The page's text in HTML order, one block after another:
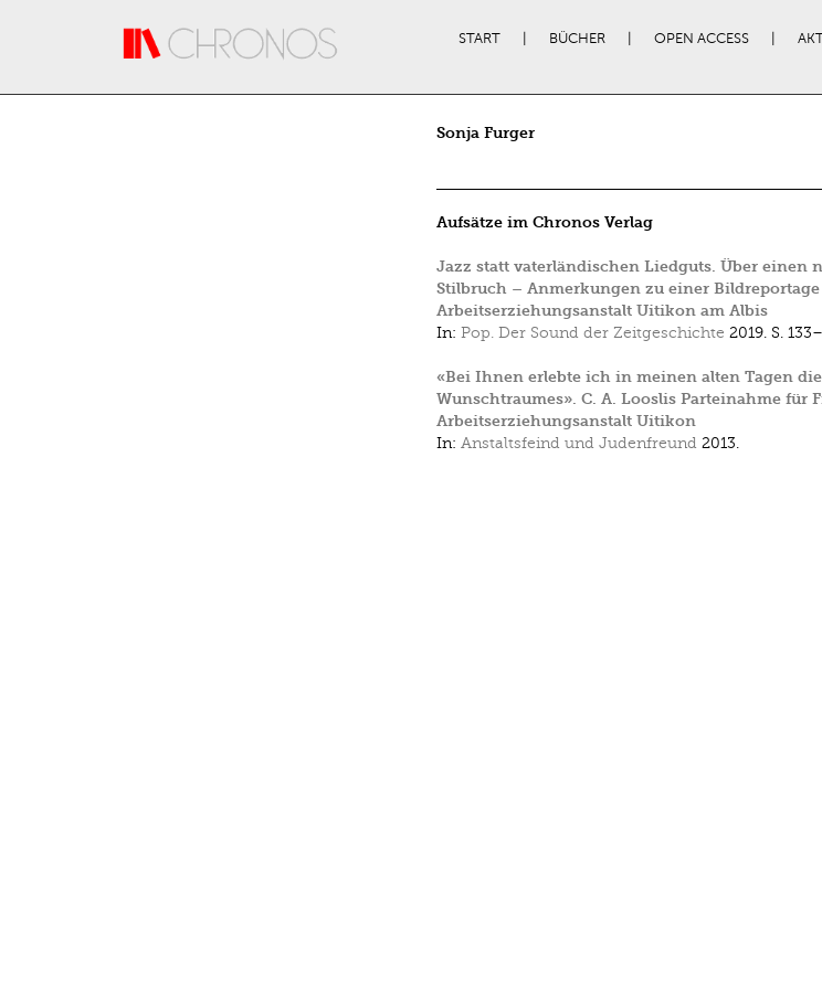
START BÜCHER OPEN ACCESS
Sonja Furger
Aufsätze im Chronos Verlag
Jazz statt vaterländischen Liedguts. Über einen
Stilbruch – Anmerkungen zu einer Bildreportage
Arbeitserziehungsanstalt Uitikon am Albis
In: Pop. Der Sound der Zeitgeschichte 2019. S.
«Bei Ihnen erlebte ich in meinen alten Tagen
Wunschtraumes». C. A. Looslis Parteinahme für
Arbeitserziehungsanstalt Uitikon
In: Anstaltsfeind und Judenfreund 2013.